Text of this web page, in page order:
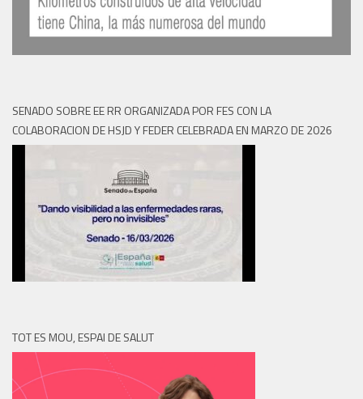
SENADO SOBRE EE RR ORGANIZADA POR FES CON LA
COLABORACION DE HSJD Y FEDER CELEBRADA EN MARZO DE 2026
TOT ES MOU, ESPAI DE SALUT